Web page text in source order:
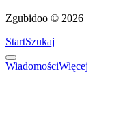
Zgubidoo © 2026
StartSzukaj
WiadomościWięcej